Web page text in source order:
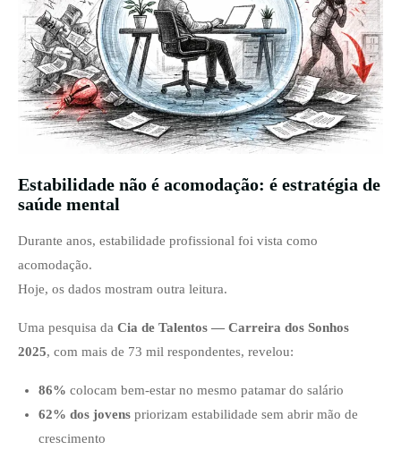
Estabilidade não é acomodação: é estratégia de
saúde mental
Durante anos, estabilidade profissional foi vista como
acomodação.
Hoje, os dados mostram outra leitura.
Uma pesquisa da Cia de Talentos — Carreira dos Sonhos
2025, com mais de 73 mil respondentes, revelou:
86% colocam bem-estar no mesmo patamar do salário
62% dos jovenspriorizam estabilidade sem abrir mão de
crescimento